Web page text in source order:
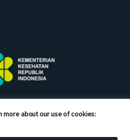
more about our use of cookies: